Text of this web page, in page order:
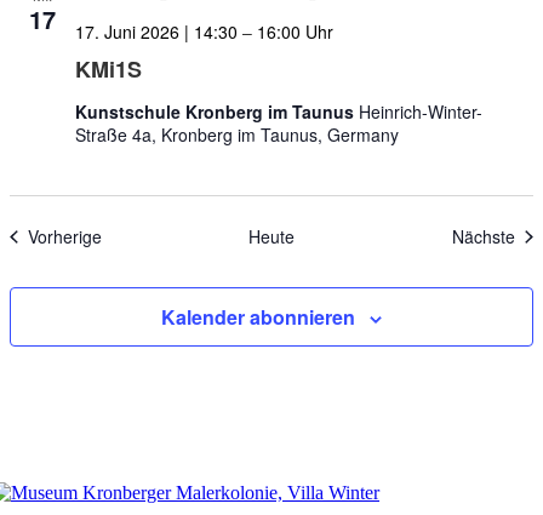
17
KMi1S
17. Juni 2026 | 14:30 – 16:00
Kunstschule Kronberg im Taunus Heinrich-Winter-
Straße 4a, Kronberg im Taunus, Germany
VorherigeVeranstaltungen Heute Nächste
Kalender abonnieren